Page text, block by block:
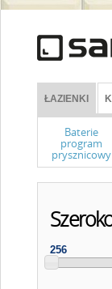
ŁAZIENKI
Baterie
program
prysznicowy
256